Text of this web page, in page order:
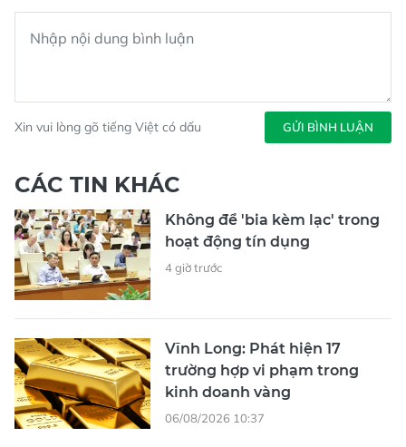
Xin vui lòng gõ tiếng Việt có dấu GỬI BÌNH LUẬN
CÁC TIN KHÁC
Không để 'bia kèm lạc' trong
hoạt động tín dụng
4 giờ trước
Vĩnh Long: Phát hiện 17
trường hợp vi phạm trong
kinh doanh vàng
06/08/2026 10:37